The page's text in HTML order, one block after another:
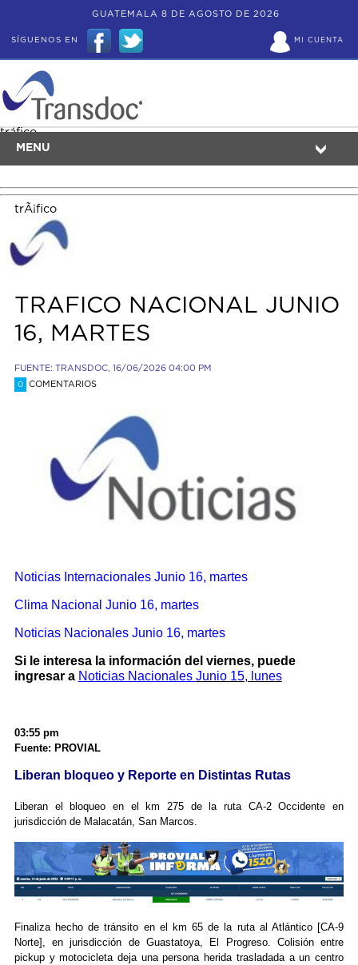
GUATEMALA 8 DE AGOSTO DE 2026
MI CUENTA
SÍGUENOS EN
MENU
tráfico
trÃ¡fico
TRAFICO NACIONAL JUNIO
16, MARTES
FUENTE: TRANSDOC, 16/06/2026 04:00 PM
0 COMENTARIOS
Noticias Internacionales Junio 16, martes
Clima Nacional Junio 16, martes
Noticias Nacionales Junio 16, martes
Si le interesa la información del viernes, puede
ingresar a Noticias Nacionales Junio 15, lunes
03:55 pm
Fuente: PROVIAL
Liberan bloqueo y Reporte en Distintas Rutas
Liberan el bloqueo en el km 275 de la ruta CA-2 Occidente en
jurisdicción de Malacatán, San Marcos.
Finaliza hecho de tránsito en el km 65 de la ruta al Atlántico [CA-9
Norte], en jurisdicción de Guastatoya, El Progreso. Colisión entre
pickup y motocicleta deja una persona herida trasladada a un centro